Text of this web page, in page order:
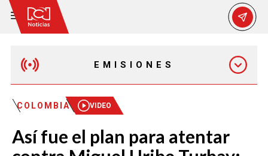
EMISIONES
MAÑANA EXPRESS
EMISIÓN 12:30 PM
COLOMBIA VIDEO
Así fue el plan para atentar